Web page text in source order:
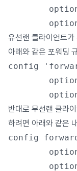
유선랜 클라이언트
아래와 같은 포워딩
config
반대로 무선랜 클라
하려면 아래와 같은
config